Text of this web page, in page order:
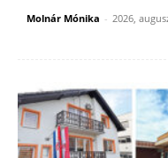
Molnár Mónika - 2026,